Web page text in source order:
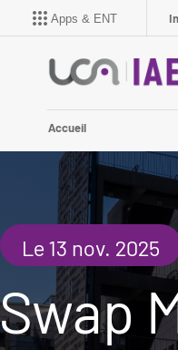
Apps & ENT
Accueil
Le 13 nov. 2025
Swap